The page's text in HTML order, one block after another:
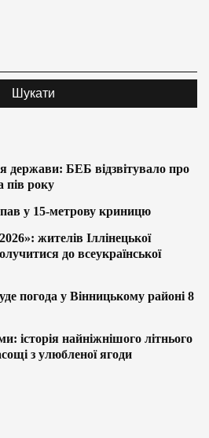
держави: БЕБ відзвітувало про
пів року
у 15-метрову криницю
жителів Іллінецької
до всеукраїнської
погода у Вінницькому районі 8
історія найніжнішого літнього
з улюбленої ягоди